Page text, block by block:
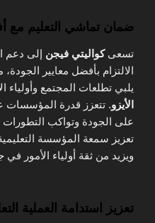
ضمان تماشي التعليم مع
تسعىكواليتي فيجن إلى دعم
الالتزام بأفضل معايير
يلبي تطلعات المجتمع وأولياء
الأيزو. تتعزز قدرة المؤسسات
على الجودة وتواكب التطورات
تعزيز سمعة المؤسسة
ويزيد من ثقة أولياء الأمور في
تعزيز استدامة العملية